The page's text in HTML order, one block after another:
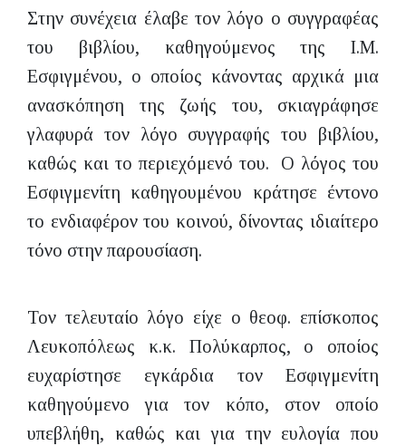
Στην συνέχεια έλαβε τον λόγο ο συγγραφέας
του βιβλίου, καθηγούμενος της Ι.Μ.
Εσφιγμένου, ο οποίος κάνοντας αρχικά μια
ανασκόπηση της ζωής του, σκιαγράφησε
γλαφυρά τον λόγο συγγραφής του βιβλίου,
καθώς και το περιεχόμενό του. Ο λόγος του
Εσφιγμενίτη καθηγουμένου κράτησε έντονο
το ενδιαφέρον του κοινού, δίνοντας ιδιαίτερο
τόνο στην παρουσίαση.
Τον τελευταίο λόγο είχε ο θεοφ. επίσκοπος
Λευκοπόλεως κ.κ. Πολύκαρπος, ο οποίος
ευχαρίστησε εγκάρδια τον Εσφιγμενίτη
καθηγούμενο για τον κόπο, στον οποίο
υπεβλήθη, καθώς και για την ευλογία που